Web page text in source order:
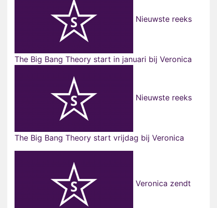
Nieuwste reeks
The Big Bang Theory start in januari bij Veronica
Nieuwste reeks
The Big Bang Theory start vrijdag bij Veronica
Veronica zendt